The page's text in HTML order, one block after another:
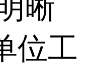
晰
位工